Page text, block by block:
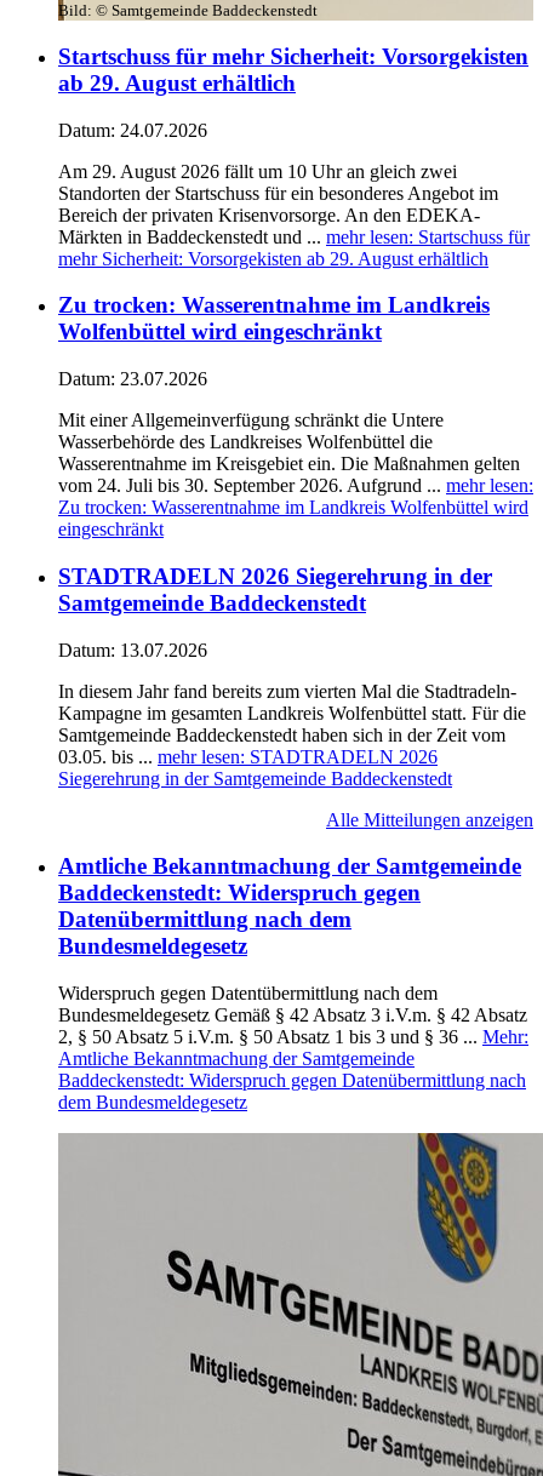
Bild: © Samtgemeinde Baddeckenstedt
Startschuss für mehr Sicherheit: Vorsorgekisten
ab 29. August erhältlich
Datum: 24.07.2026
Am 29. August 2026 fällt um 10 Uhr an gleich zwei
Standorten der Startschuss für ein besonderes Angebot im
Bereich der privaten Krisenvorsorge. An den EDEKA-
Märkten in Baddeckenstedt und ... mehr lesen: Startschuss für
mehr Sicherheit: Vorsorgekisten ab 29. August erhältlich
Zu trocken: Wasserentnahme im Landkreis
Wolfenbüttel wird eingeschränkt
Datum: 23.07.2026
Mit einer Allgemeinverfügung schränkt die Untere
Wasserbehörde des Landkreises Wolfenbüttel die
Wasserentnahme im Kreisgebiet ein. Die Maßnahmen gelten
vom 24. Juli bis 30. September 2026. Aufgrund ... mehr lesen:
Zu trocken: Wasserentnahme im Landkreis Wolfenbüttel wird
eingeschränkt
STADTRADELN 2026 Siegerehrung in der
Samtgemeinde Baddeckenstedt
Datum: 13.07.2026
In diesem Jahr fand bereits zum vierten Mal die Stadtradeln-
Kampagne im gesamten Landkreis Wolfenbüttel statt. Für die
Samtgemeinde Baddeckenstedt haben sich in der Zeit vom
03.05. bis ... mehr lesen: STADTRADELN 2026
Siegerehrung in der Samtgemeinde Baddeckenstedt
Alle Mitteilungen anzeigen
Amtliche Bekanntmachung der Samtgemeinde
Baddeckenstedt: Widerspruch gegen
Datenübermittlung nach dem
Bundesmeldegesetz
Widerspruch gegen Datentübermittlung nach dem
Bundesmeldegesetz Gemäß § 42 Absatz 3 i.V.m. § 42 Absatz
2, § 50 Absatz 5 i.V.m. § 50 Absatz 1 bis 3 und § 36 ... Mehr:
Amtliche Bekanntmachung der Samtgemeinde
Baddeckenstedt: Widerspruch gegen Datenübermittlung nach
dem Bundesmeldegesetz